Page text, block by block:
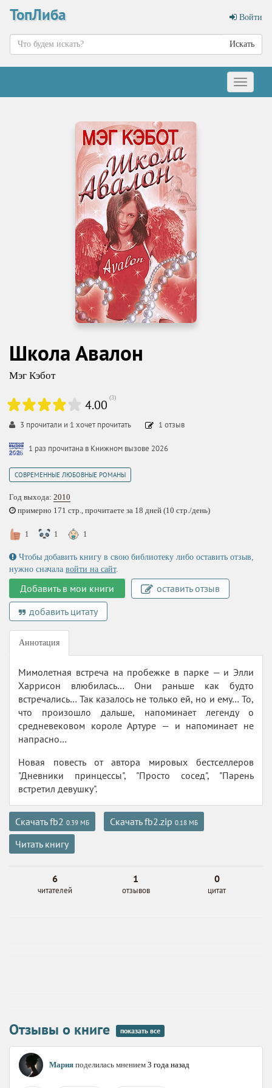
ТопЛиба Войти
Искать
Меню
Школа Авалон
Мэг Кэбот
4.00 (3)
3 прочитали и 1 хочет прочитать 1 отзыв
1 раз прочитана в Книжном вызове 2026
СОВРЕМЕННЫЕ ЛЮБОВНЫЕ РОМАНЫ
Год выхода: 2010
примерно 171 стр., прочитаете за 18 дней (10 стр./день)
1 1 1
Чтобы добавить книгу в свою библиотеку либо оставить отзыв,
нужно сначала войти на сайт.
Добавить в мои книги
оставить отзыв
добавить цитату
Аннотация
Мимолетная встреча на пробежке в парке — и Элли
Харрисон влюбилась… Они раньше как будто
встречались… Так казалось не только ей, но и ему… То,
что произошло дальше, напоминает легенду о
средневековом короле Артуре — и напоминает не
напрасно…
Новая повесть от автора мировых бестселлеров
"Дневники принцессы", "Просто сосед", "Парень
встретил девушку".
Скачать fb2 0.39 МБ Скачать fb2.zip 0.18 МБ
Читать книгу
6
читателей
1
отзывов
0
цитат
Отзывы о книге показать все
Мария поделилась мнением 3 года назад